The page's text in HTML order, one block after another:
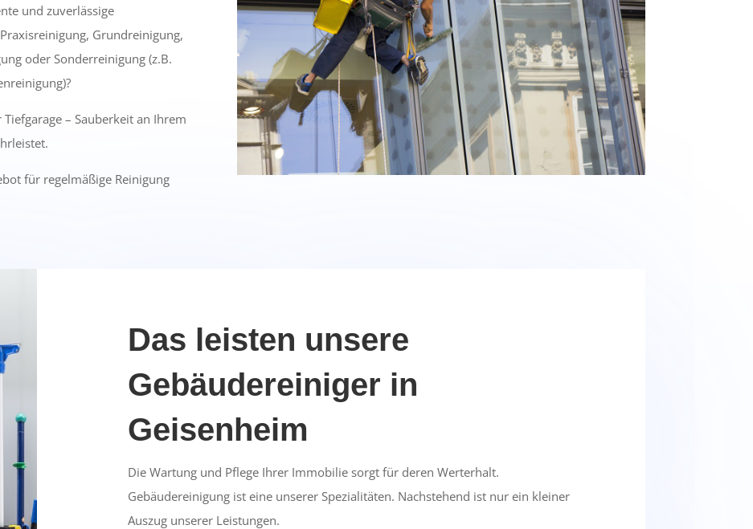
und zuverlässige
Grundreinigung,
oder Sonderreinigung (z.B.
– Sauberkeit an Ihrem
für regelmäßige Reinigung
Das leisten unsere
Gebäudereiniger in
Geisenheim
Die Wartung und Pflege Ihrer Immobilie sorgt für deren Werterhalt.
Gebäudereinigung ist eine unserer Spezialitäten. Nachstehend ist nur ein kleiner
Auszug unserer Leistungen.